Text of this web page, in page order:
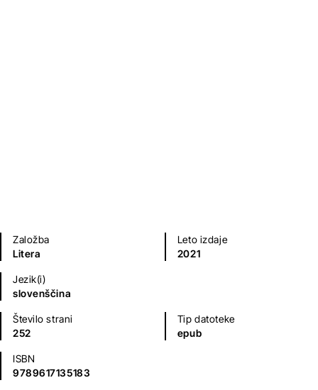
Založba
Litera
Leto izdaje
2021
Jezik(i)
slovenščina
Število strani
252
Tip datoteke
epub
ISBN
9789617135183